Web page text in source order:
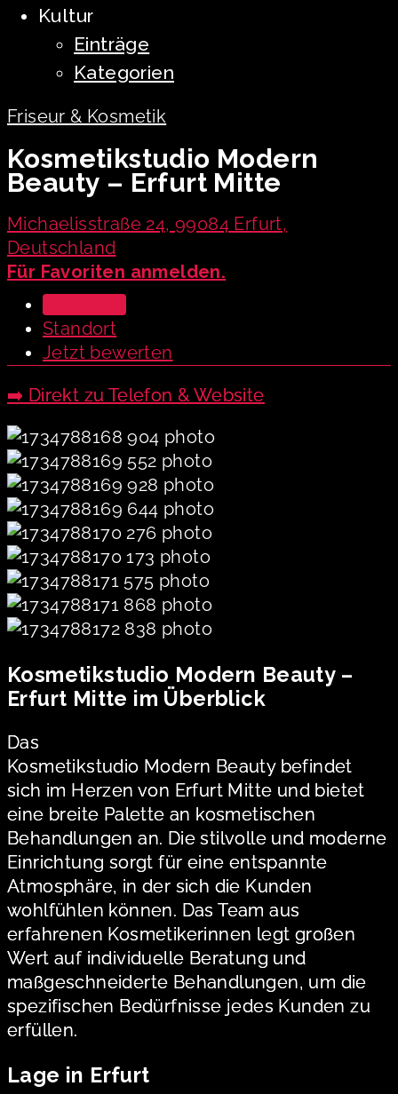
Kultur
Einträge
Kategorien
Friseur & Kosmetik
Kosmetikstudio Modern
Beauty – Erfurt Mitte
Michaelisstraße 24, 99084 Erfurt,
Deutschland
Für Favoriten anmelden.
Standort
Jetzt bewerten
➡️ Direkt zu Telefon & Website
Kosmetikstudio Modern Beauty –
Erfurt Mitte im Überblick
Das
Kosmetikstudio Modern Beauty befindet
sich im Herzen von Erfurt Mitte und bietet
eine breite Palette an kosmetischen
Behandlungen an. Die stilvolle und moderne
Einrichtung sorgt für eine entspannte
Atmosphäre, in der sich die Kunden
wohlfühlen können. Das Team aus
erfahrenen Kosmetikerinnen legt großen
Wert auf individuelle Beratung und
maßgeschneiderte Behandlungen, um die
spezifischen Bedürfnisse jedes Kunden zu
erfüllen.
Lage in Erfurt